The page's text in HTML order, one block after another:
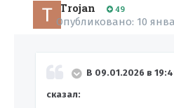
Trojan 49
Опубликовано: 10
В 09.01.2026 в
сказал: